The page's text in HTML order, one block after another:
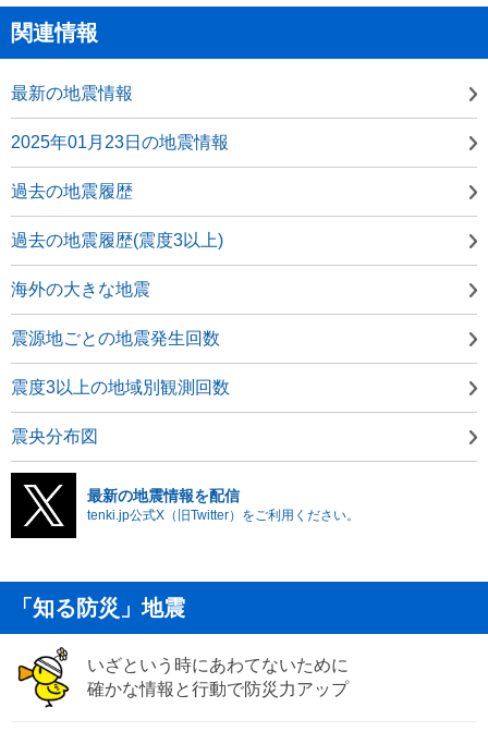
関連情報
最新の地震情報
2025年01月23日の地震情報
過去の地震履歴
過去の地震履歴(震度3以上)
海外の大きな地震
震源地ごとの地震発生回数
震度3以上の地域別観測回数
震央分布図
最新の地震情報を配信
tenki.jp公式X（旧Twitter）をご利用ください。
「知る防災」地震
いざという時にあわてないために
確かな情報と行動で防災力アップ